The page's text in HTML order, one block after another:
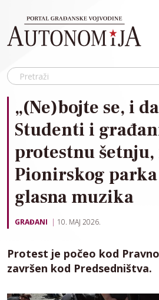
„(Ne)bojte se, i
Studenti i
protestnu šetnju,
Pionirskog parka
glasna muzika
GRAĐANI 10. MAJ 2026.
Protest je počeo kod
završen kod Predsedništva.